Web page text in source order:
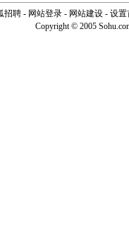
招聘 - 网站登录 - 网站建设 - 设置
Copyright © 2005